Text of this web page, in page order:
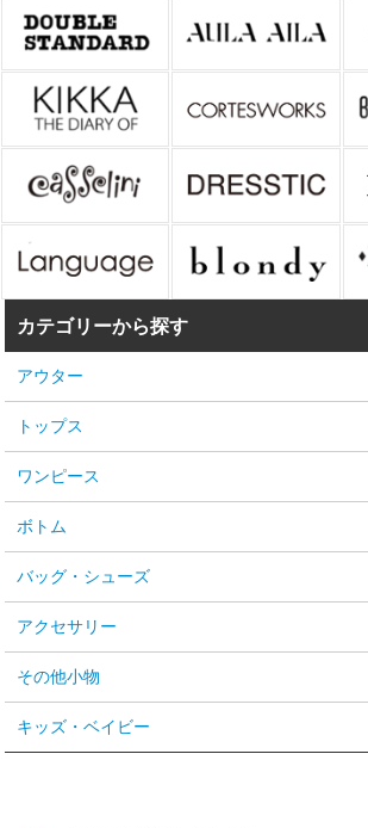
カテゴリーから探す
アウター
トップス
ワンピース
ボトム
バッグ・シューズ
アクセサリー
その他小物
キッズ・ベイビー